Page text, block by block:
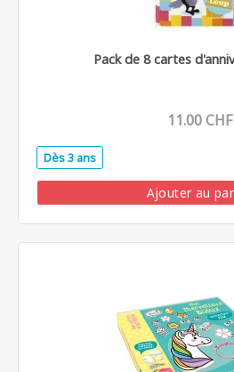
Pack de 8 cartes
11.00 CHF
Dès 3 ans
Ajouter au